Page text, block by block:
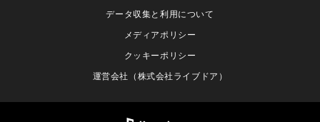
データ収集と利用について
メディアポリシー
クッキーポリシー
運営会社（株式会社ライブドア）